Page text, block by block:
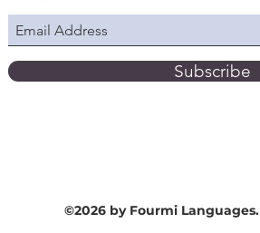
Subscribe
©2026 by Fourmi Languages.